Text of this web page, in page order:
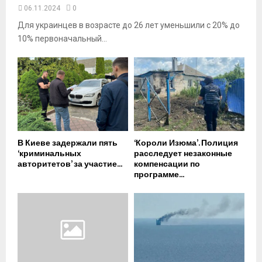
06.11.2024 0
Для украинцев в возрасте до 26 лет уменьшили с 20% до
10% первоначальный...
В Киеве задержали пять
‘криминальных
авторитетов’ за участие...
‘Короли Изюма’. Полиция
расследует незаконные
компенсации по
программе...